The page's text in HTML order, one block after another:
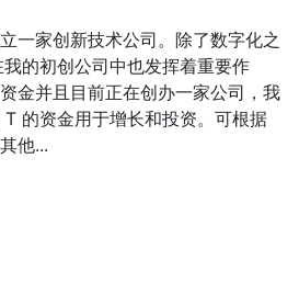
一家创新技术公司。除了数字化之
的初创公司中也发挥着重要作
金并且目前正在创办一家公司，我
的资金用于增长和投资。可根据
他...